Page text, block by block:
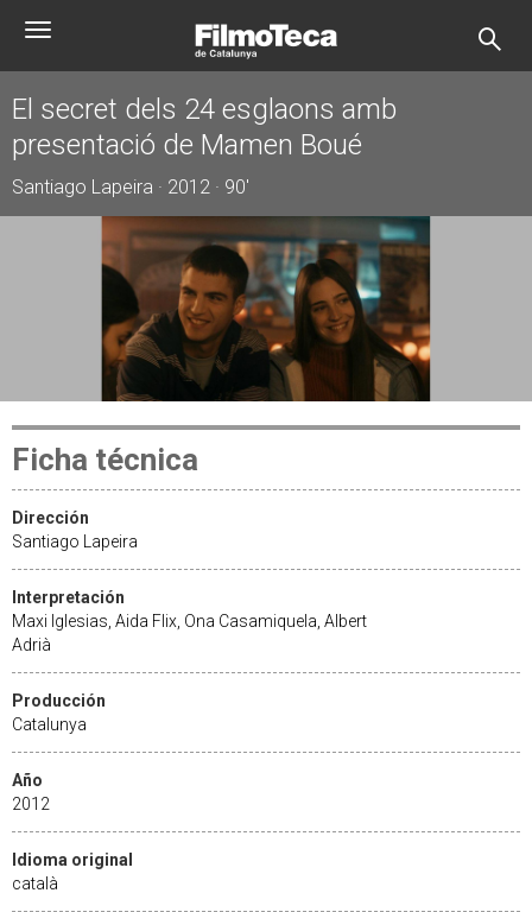
Toggle
El secret dels 24 esglaons amb
presentació de Mamen Boué
Santiago Lapeira · 2012 · 90'
Ficha técnica
Dirección
Santiago Lapeira
Interpretación
Maxi Iglesias, Aida Flix, Ona Casamiquela, Albert
Adrià
Producción
Catalunya
Año
2012
Idioma original
català